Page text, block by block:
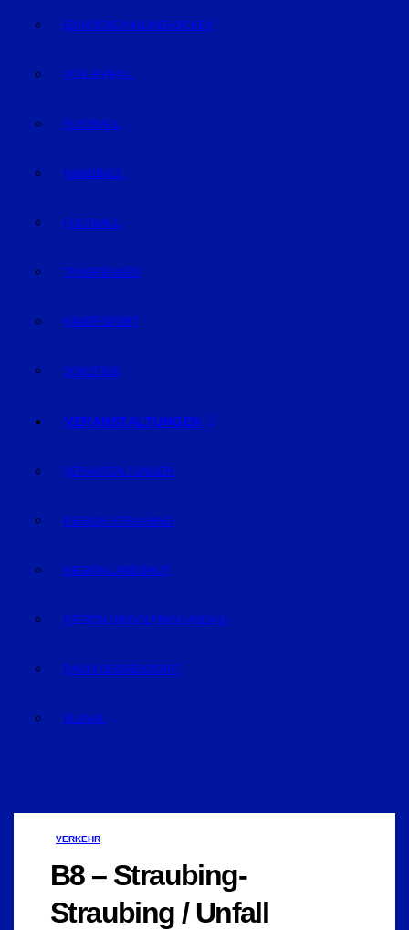
EISHOCKEY/INLINEHOCKEY
VOLLEYBALL
FUSSBALL
HANDBALL
FOOTBALL
TRABRENNEN
KAMPFSPORT
SONSTIGE
VERANSTALTUNGEN
VERANSTALTUNGEN
REGION STRAUBING
REGION LANDSHUT
REGION DINGOLFING-LANDAU
RAUM DEGGENDORF
BLUVAL
VERKEHR
B8 – Straubing-
Straubing / Unfall